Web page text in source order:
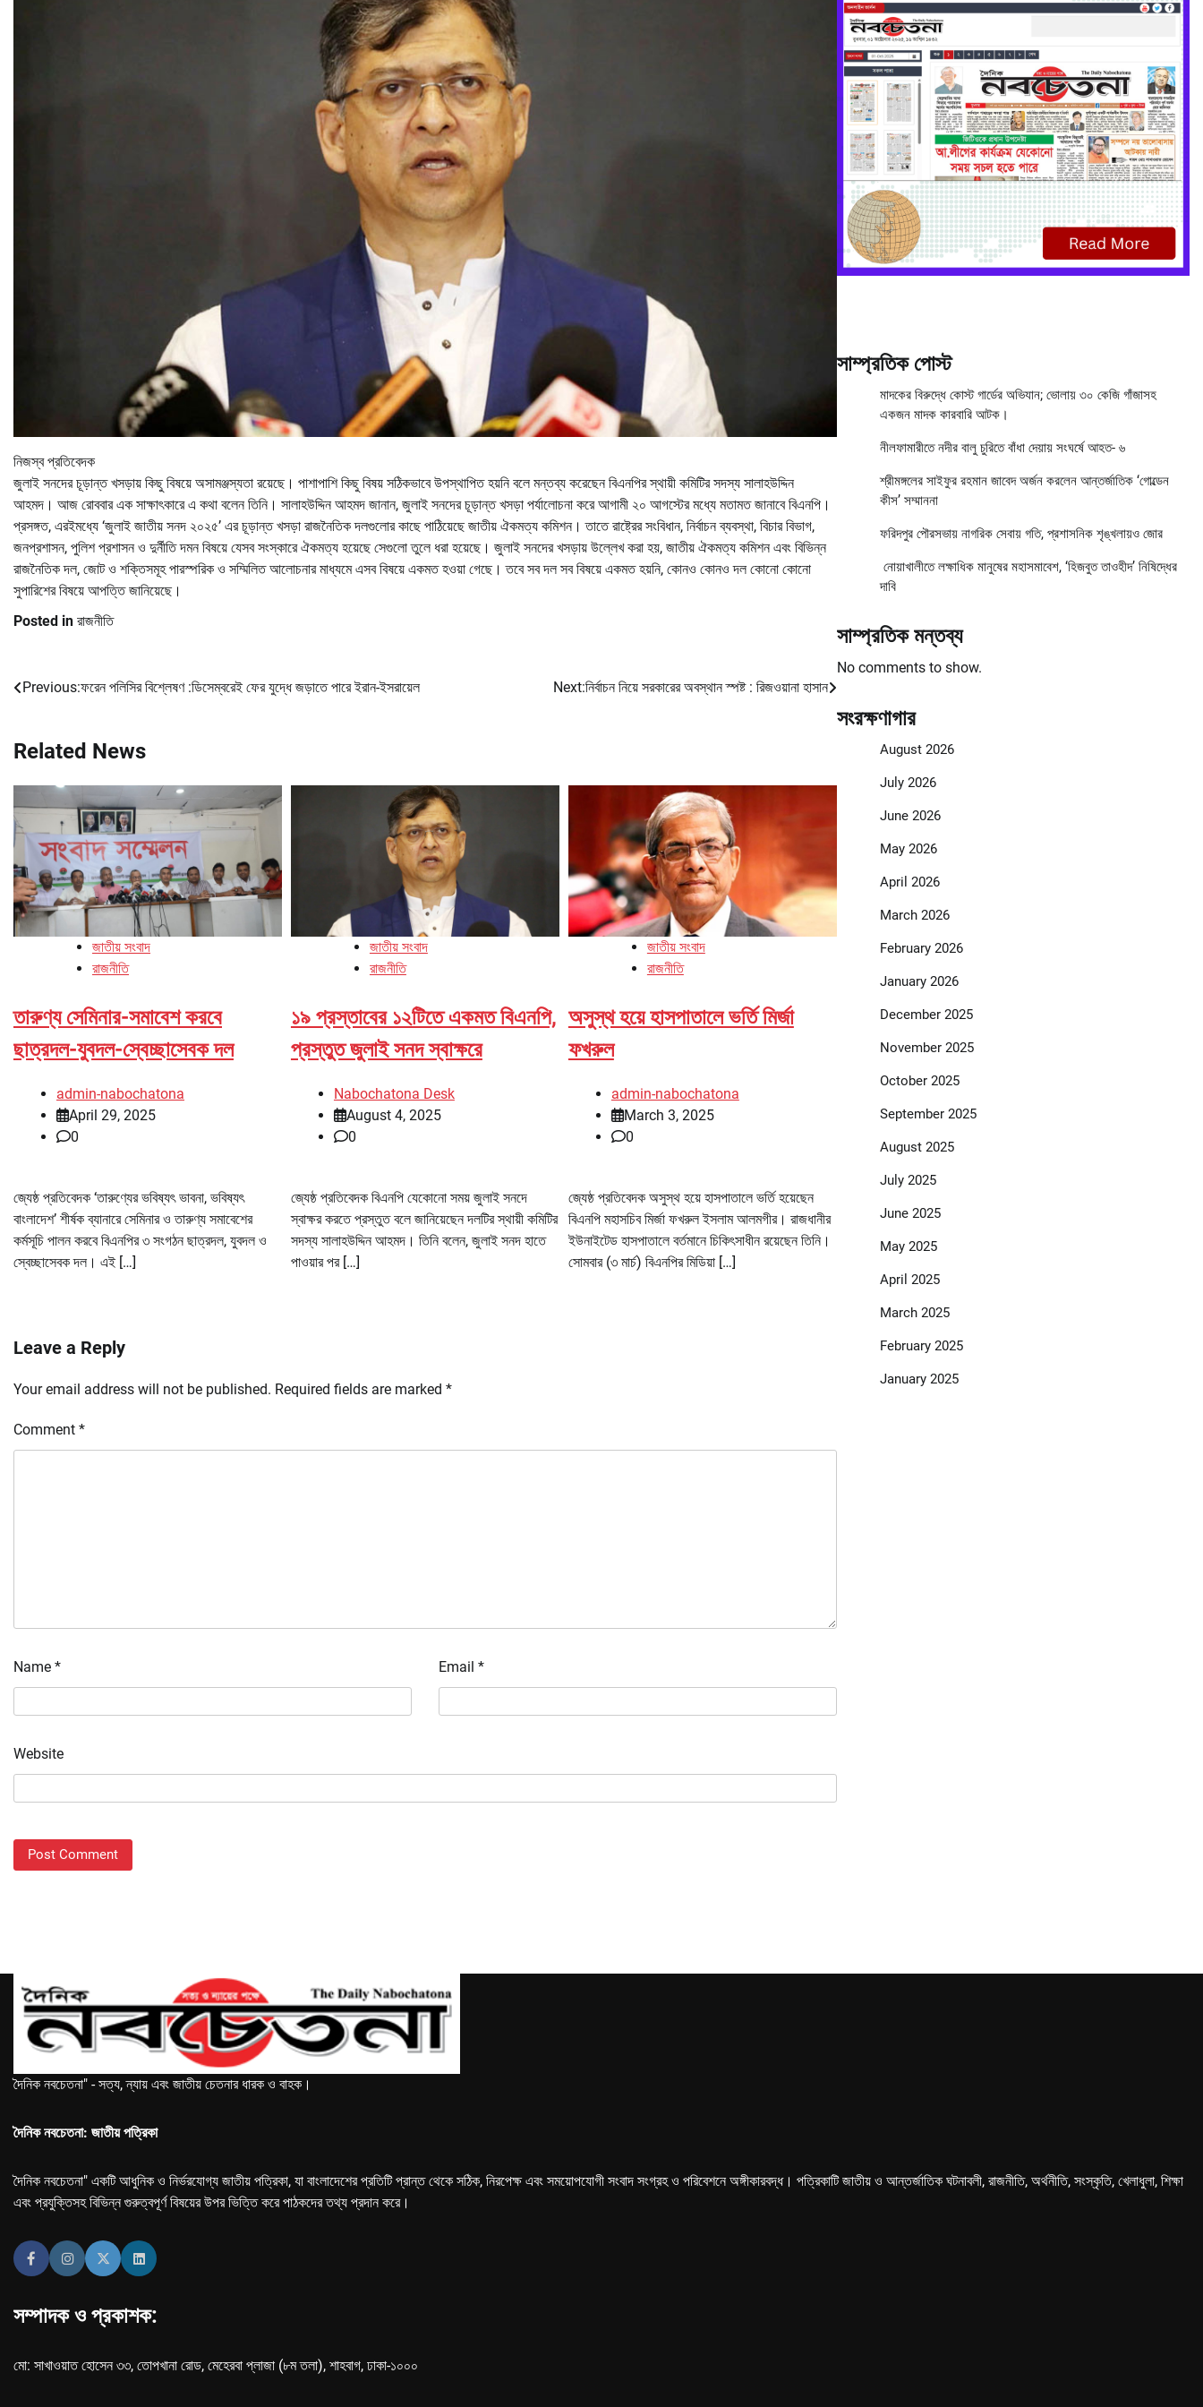
নিজস্ব প্রতিবেদক
জুলাই সনদের চূড়ান্ত খসড়ায় কিছু বিষয়ে অসামঞ্জস্যতা রয়েছে। পাশাপাশি কিছু বিষয় সঠিকভাবে উপস্থাপিত হয়নি বলে মন্তব্য করেছেন বিএনপির স্থায়ী কমিটির সদস্য সালাহউদ্দিন
আহমদ। আজ রোববার এক সাক্ষাৎকারে এ কথা বলেন তিনি। সালাহউদ্দিন আহমদ জানান, জুলাই সনদের চূড়ান্ত খসড়া পর্যালোচনা করে আগামী ২০ আগস্টের মধ্যে মতামত জানাবে বিএনপি।
প্রসঙ্গত, এরইমধ্যে ‘জুলাই জাতীয় সনদ ২০২৫’ এর চূড়ান্ত খসড়া রাজনৈতিক দলগুলোর কাছে পাঠিয়েছে জাতীয় ঐকমত্য কমিশন। তাতে রাষ্ট্রের সংবিধান, নির্বাচন ব্যবস্থা, বিচার বিভাগ,
জনপ্রশাসন, পুলিশ প্রশাসন ও দুর্নীতি দমন বিষয়ে যেসব সংস্কারে ঐকমত্য হয়েছে সেগুলো তুলে ধরা হয়েছে। জুলাই সনদের খসড়ায় উল্লেখ করা হয়, জাতীয় ঐকমত্য কমিশন এবং বিভিন্ন
রাজনৈতিক দল, জোট ও শক্তিসমূহ পারস্পরিক ও সম্মিলিত আলোচনার মাধ্যমে এসব বিষয়ে একমত হওয়া গেছে। তবে সব দল সব বিষয়ে একমত হয়নি, কোনও কোনও দল কোনো কোনো
সুপারিশের বিষয়ে আপত্তি জানিয়েছে।
Posted in রাজনীতি
Post
Previous:ফরেন পলিসির বিশ্লেষণ :ডিসেম্বরেই ফের যুদ্ধে জড়াতে পারে ইরান-ইসরায়েল Next:নির্বাচন নিয়ে সরকারের অবস্থান স্পষ্ট : রিজওয়ানা হাসান
Related News
জাতীয় সংবাদ
রাজনীতি
তারুণ্য সেমিনার-সমাবেশ করবে
ছাত্রদল-যুবদল-স্বেচ্ছাসেবক দল
admin-nabochatona
April 29, 2025
0
জ্যেষ্ঠ প্রতিবেদক ‘তারুণ্যের ভবিষ্যৎ ভাবনা, ভবিষ্যৎ
বাংলাদেশ’ শীর্ষক ব্যানারে সেমিনার ও তারুণ্য সমাবেশের
কর্মসূচি পালন করবে বিএনপির ৩ সংগঠন ছাত্রদল, যুবদল ও
স্বেচ্ছাসেবক দল। এই […]
জাতীয় সংবাদ
রাজনীতি
১৯ প্রস্তাবের ১২টিতে একমত বিএনপি,
প্রস্তুত জুলাই সনদ স্বাক্ষরে
Nabochatona Desk
August 4, 2025
0
জ্যেষ্ঠ প্রতিবেদক বিএনপি যেকোনো সময় জুলাই সনদে
স্বাক্ষর করতে প্রস্তুত বলে জানিয়েছেন দলটির স্থায়ী কমিটির
সদস্য সালাহউদ্দিন আহমদ। তিনি বলেন, জুলাই সনদ হাতে
পাওয়ার পর […]
জাতীয় সংবাদ
রাজনীতি
অসুস্থ হয়ে হাসপাতালে ভর্তি মির্জা
ফখরুল
admin-nabochatona
March 3, 2025
0
জ্যেষ্ঠ প্রতিবেদক অসুস্থ হয়ে হাসপাতালে ভর্তি হয়েছেন
বিএনপি মহাসচিব মির্জা ফখরুল ইসলাম আলমগীর। রাজধানীর
ইউনাইটেড হাসপাতালে বর্তমানে চিকিৎসাধীন রয়েছেন তিনি।
সোমবার (৩ মার্চ) বিএনপির মিডিয়া […]
Leave a Reply
Your email address will not be published. Required fields are marked *
Comment *
Name * Email *
Website
সাম্প্রতিক পোস্ট
মাদকের বিরুদ্ধে কোস্ট গার্ডের অভিযান; ভোলায় ৩০ কেজি গাঁজাসহ
একজন মাদক কারবারি আটক।
নীলফামারীতে নদীর বালু চুরিতে বাঁধা দেয়ায় সংঘর্ষে আহত- ৬
শ্রীমঙ্গলের সাইফুর রহমান জাবেদ অর্জন করলেন আন্তর্জাতিক ‘গোল্ডেন
কীস’ সম্মাননা
ফরিদপুর পৌরসভায় নাগরিক সেবায় গতি, প্রশাসনিক শৃঙ্খলায়ও জোর
নোয়াখালীতে লক্ষাধিক মানুষের মহাসমাবেশ, ‘হিজবুত তাওহীদ’ নিষিদ্ধের
দাবি
সাম্প্রতিক মন্তব্য
No comments to show.
সংরক্ষণাগার
August 2026
July 2026
June 2026
May 2026
April 2026
March 2026
February 2026
January 2026
December 2025
November 2025
October 2025
September 2025
August 2025
July 2025
June 2025
May 2025
April 2025
March 2025
February 2025
January 2025
দৈনিক নবচেতনা" - সত্য, ন্যায় এবং জাতীয় চেতনার ধারক ও বাহক।
দৈনিক নবচেতনা: জাতীয় পত্রিকা
দৈনিক নবচেতনা" একটি আধুনিক ও নির্ভরযোগ্য জাতীয় পত্রিকা, যা বাংলাদেশের প্রতিটি প্রান্ত থেকে সঠিক, নিরপেক্ষ এবং সময়োপযোগী সংবাদ সংগ্রহ ও পরিবেশনে অঙ্গীকারবদ্ধ। পত্রিকাটি জাতীয় ও আন্তর্জাতিক ঘটনাবলী, রাজনীতি, অর্থনীতি, সংস্কৃতি, খেলাধুলা, শিক্ষা
এবং প্রযুক্তিসহ বিভিন্ন গুরুত্বপূর্ণ বিষয়ের উপর ভিত্তি করে পাঠকদের তথ্য প্রদান করে।
সম্পাদক ও প্রকাশক:
মো: সাখাওয়াত হোসেন ৩৩, তোপখানা রোড, মেহেরবা প্লাজা (৮ম তলা), শাহবাগ, ঢাকা-১০০০